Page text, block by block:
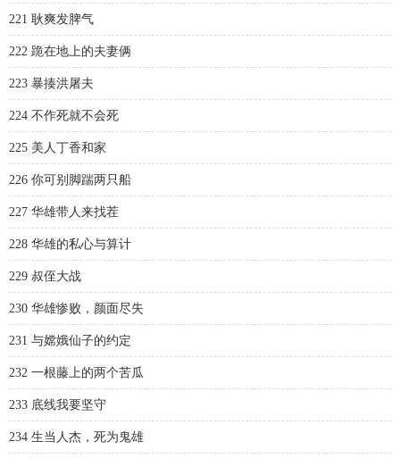
221 耿爽发脾气
222 跪在地上的夫妻俩
223 暴揍洪屠夫
224 不作死就不会死
225 美人丁香和家
226 你可别脚踹两只船
227 华雄带人来找茬
228 华雄的私心与算计
229 叔侄大战
230 华雄惨败，颜面尽失
231 与嫦娥仙子的约定
232 一根藤上的两个苦瓜
233 底线我要坚守
234 生当人杰，死为鬼雄